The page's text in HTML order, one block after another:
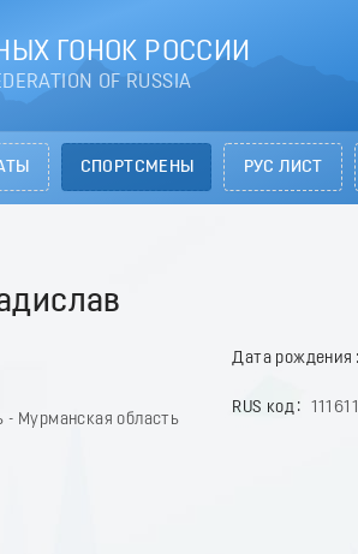
ГОНОК РОССИИ
OF RUSSIA
СПОРТСМЕНЫ РУС ЛИСТ
Дата рождения
- Мурманская область
RUS код 111611